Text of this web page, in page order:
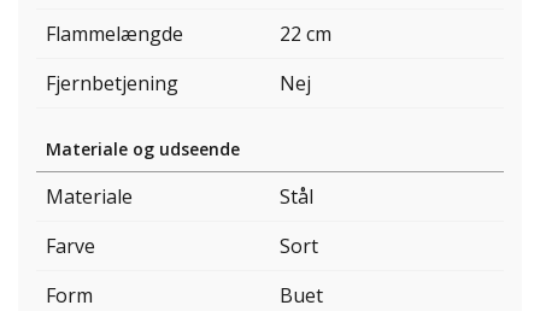
Flammelængde
22 cm
Fjernbetjening
Nej
Materiale og udseende
Materiale
Stål
Farve
Sort
Form
Buet